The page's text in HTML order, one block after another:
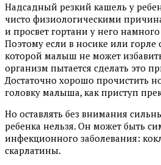
Надсадный резкий кашель у
чисто физиологическими
и просвет гортани у него
Поэтому если в носике или горле
которой малыш не может
организм пытается сделать это
Достаточно хорошо прочистить
головку малыша, как приступ
Но оставлять без внимания
ребенка нельзя. Он может быть
инфекционного заболевания:
скарлатины.